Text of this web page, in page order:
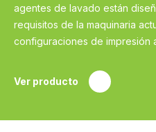
agentes de lavado están
requisitos de la maquinaria
configuraciones de impresión
Ver producto